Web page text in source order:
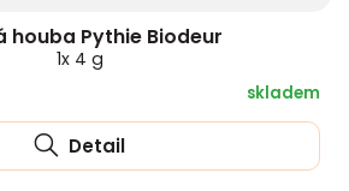
houba Pythie Biodeur
1x 4 g
skladem
Detail